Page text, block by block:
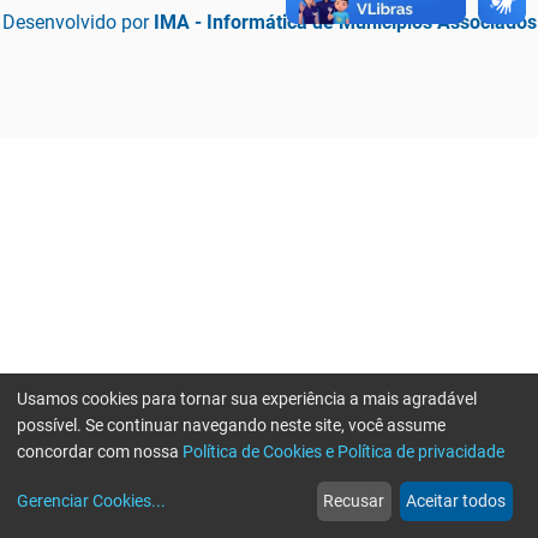
Desenvolvido por IMA - Informática de Municípios Associados
web
Notícias
more_horiz
Mais
Usamos cookies para tornar sua experiência a mais agradável
possível. Se continuar navegando neste site, você assume
concordar com nossa Política de Cookies e Política de privacidade
Gerenciar Cookies... Recusar Aceitar todos
Erro ao enviar informações, por favor tente novamente